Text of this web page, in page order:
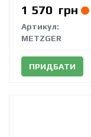
1 570 грн
Артикул:
METZGER
ПРИДБАТИ